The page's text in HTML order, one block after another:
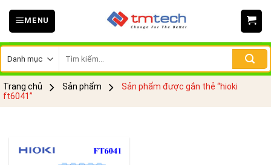
Skip
MENU
kiếm:
Trang chủ Sản phẩm
Sản phẩm được gắn thẻ “hioki
ft6041”